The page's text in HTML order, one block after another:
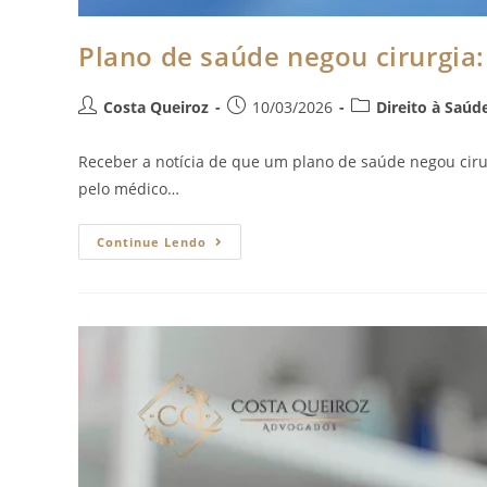
Plano de saúde negou
Costa Queiroz 10/03/2026 Direito à
Receber a notícia de que um plano de saúde negou
pelo médico…
Continue Lendo